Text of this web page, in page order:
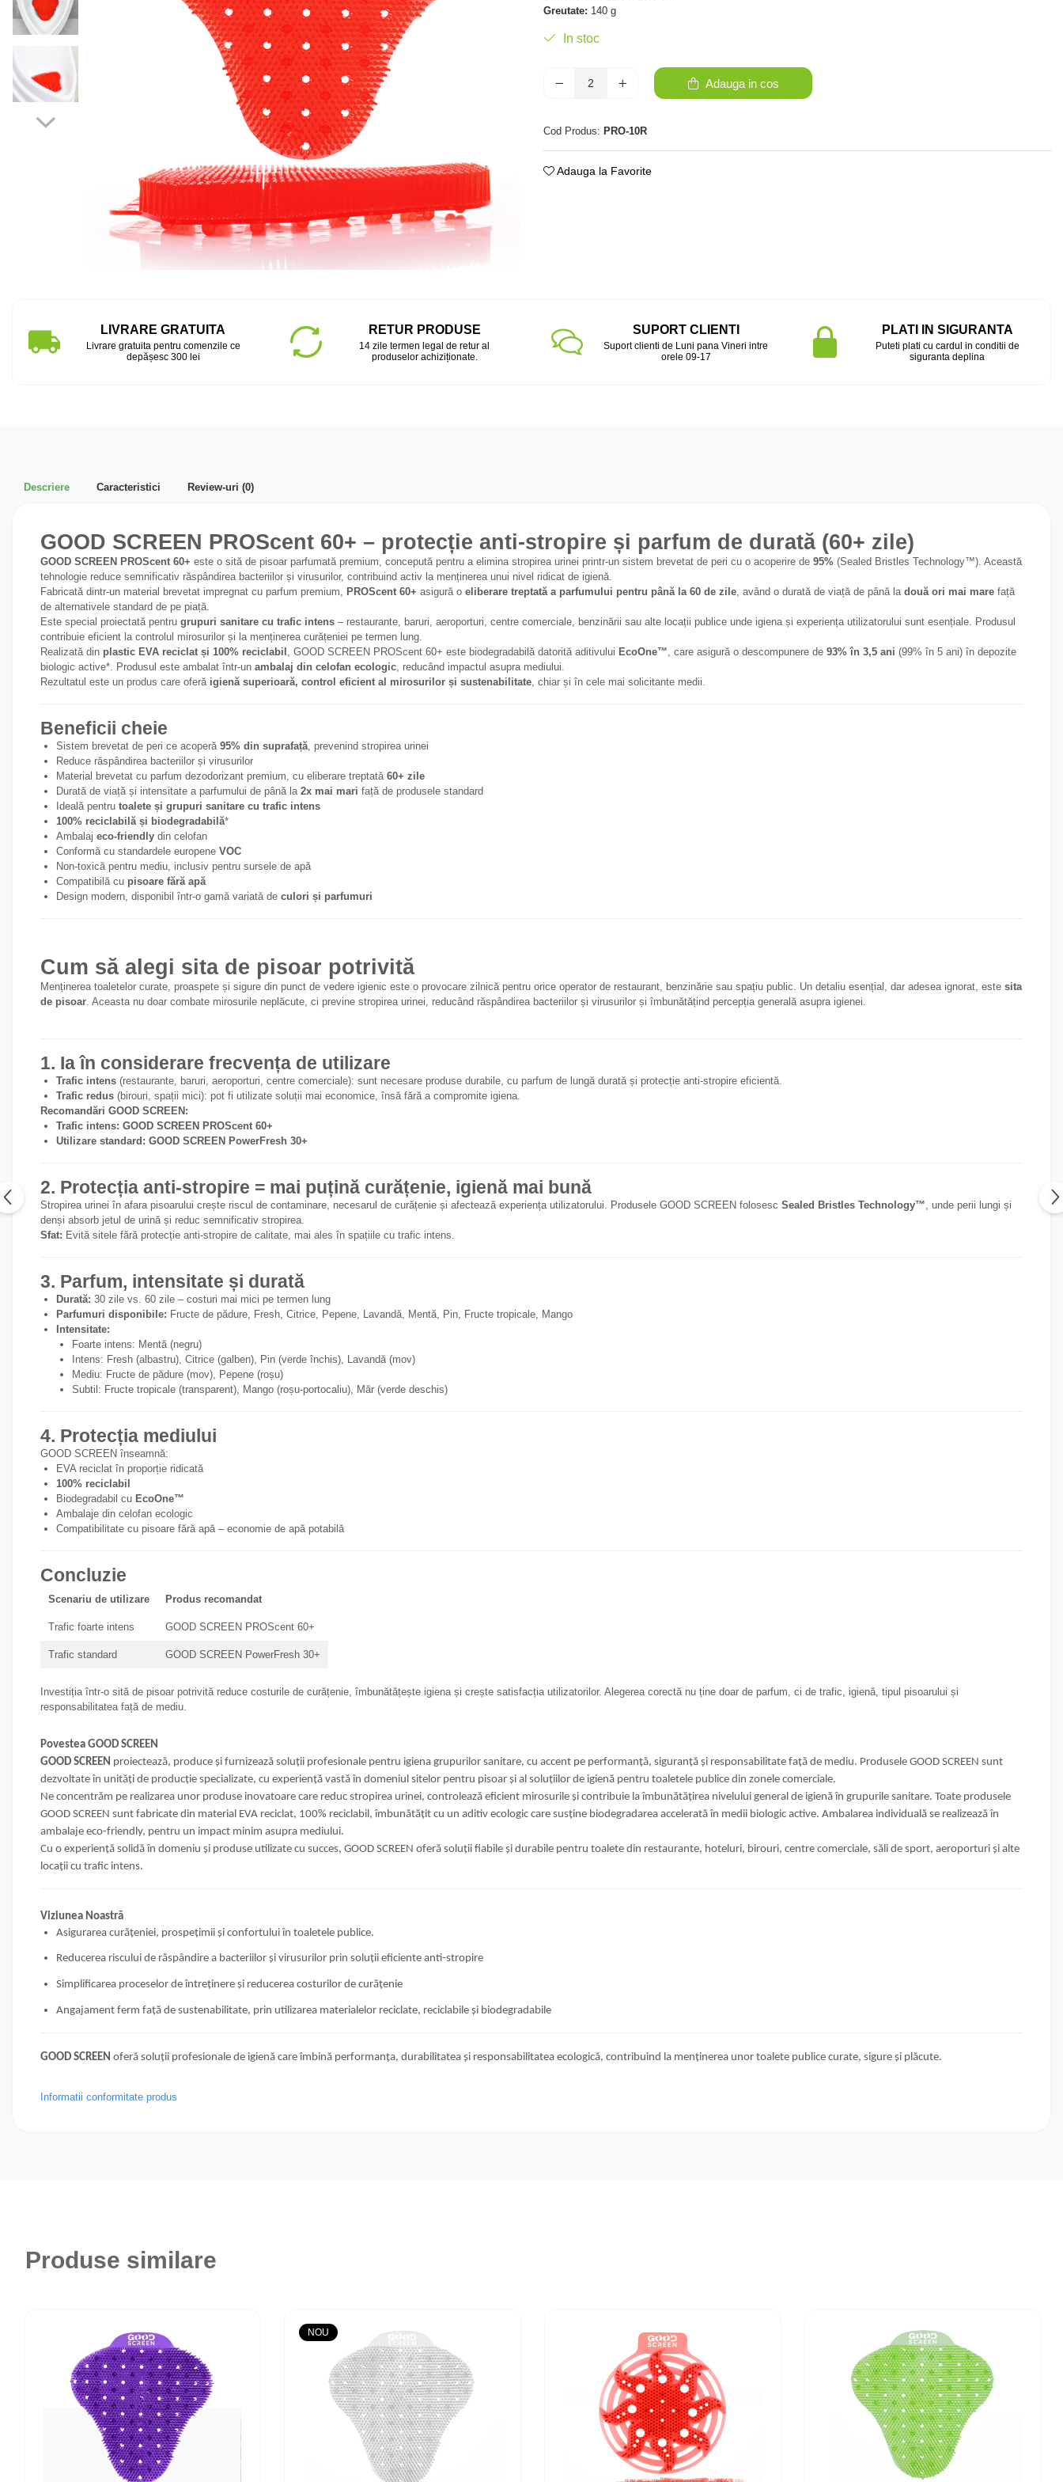
Greutate: 140 g
In stoc
Adauga in cos
Cod Produs: PRO-10R
Adauga la Favorite
LIVRARE GRATUITA
Livrare gratuita pentru comenzile ce
depășesc 300 lei
RETUR PRODUSE
14 zile termen legal de retur al
produselor achiziționate.
SUPORT CLIENTI
Suport clienti de Luni pana Vineri intre
orele 09-17
PLATI IN SIGURANTA
Puteti plati cu cardul in conditii de
siguranta deplina
Descriere Caracteristici Review-uri (0)
GOOD SCREEN PROScent 60+ – protecție anti-stropire și parfum de durată (60+ zile)
GOOD SCREEN PROScent 60+ este o sită de pisoar parfumată premium, concepută pentru a elimina stropirea urinei printr-un sistem brevetat de peri cu o acoperire de 95% (Sealed Bristles Technology™). Această
tehnologie reduce semnificativ răspândirea bacteriilor și virusurilor, contribuind activ la menținerea unui nivel ridicat de igienă.
Fabricată dintr-un material brevetat impregnat cu parfum premium, PROScent 60+ asigură o eliberare treptată a parfumului pentru până la 60 de zile , având o durată de viață de până la două ori mai mare față
de alternativele standard de pe piață.
Este special proiectată pentru grupuri sanitare cu trafic intens – restaurante, baruri, aeroporturi, centre comerciale, benzinării sau alte locații publice unde igiena și experiența utilizatorului sunt esențiale. Produsul
contribuie eficient la controlul mirosurilor și la menținerea curățeniei pe termen lung.
Realizată din plastic EVA reciclat și 100% reciclabil , GOOD SCREEN PROScent 60+ este biodegradabilă datorită aditivului EcoOne™ , care asigură o descompunere de 93% în 3,5 ani (99% în 5 ani) în depozite
biologic active*. Produsul este ambalat într-un ambalaj din celofan ecologic , reducând impactul asupra mediului.
Rezultatul este un produs care oferă igienă superioară, control eficient al mirosurilor și sustenabilitate , chiar și în cele mai solicitante medii.
Beneficii cheie
Sistem brevetat de peri ce acoperă 95% din suprafață , prevenind stropirea urinei
Reduce răspândirea bacteriilor și virusurilor
Material brevetat cu parfum dezodorizant premium, cu eliberare treptată 60+ zile
Durată de viață și intensitate a parfumului de până la 2x mai mari față de produsele standard
Ideală pentru toalete și grupuri sanitare cu trafic intens
100% reciclabilă și biodegradabilă*
Ambalaj eco-friendly din celofan
Conformă cu standardele europene VOC
Non-toxică pentru mediu, inclusiv pentru sursele de apă
Compatibilă cu pisoare fără apă
Design modern, disponibil într-o gamă variată de culori și parfumuri
Cum să alegi sita de pisoar potrivită
Menținerea toaletelor curate, proaspete și sigure din punct de vedere igienic este o provocare zilnică pentru orice operator de restaurant, benzinărie sau spațiu public. Un detaliu esențial, dar adesea ignorat, este sita
de pisoar . Aceasta nu doar combate mirosurile neplăcute, ci previne stropirea urinei, reducând răspândirea bacteriilor și virusurilor și îmbunătățind percepția generală asupra igienei.
1. Ia în considerare frecvența de utilizare
Trafic intens (restaurante, baruri, aeroporturi, centre comerciale): sunt necesare produse durabile, cu parfum de lungă durată și protecție anti-stropire eficientă.
Trafic redus (birouri, spații mici): pot fi utilizate soluții mai economice, însă fără a compromite igiena.
Recomandări GOOD SCREEN:
Trafic intens: GOOD SCREEN PROScent 60+
Utilizare standard: GOOD SCREEN PowerFresh 30+
2. Protecția anti-stropire = mai puțină curățenie, igienă mai bună
Stropirea urinei în afara pisoarului crește riscul de contaminare, necesarul de curățenie și afectează experiența utilizatorului. Produsele GOOD SCREEN folosesc Sealed Bristles Technology™ , unde perii lungi și
denși absorb jetul de urină și reduc semnificativ stropirea.
Sfat: Evită sitele fără protecție anti-stropire de calitate, mai ales în spațiile cu trafic intens.
3. Parfum, intensitate și durată
Durată: 30 zile vs. 60 zile – costuri mai mici pe termen lung
Parfumuri disponibile: Fructe de pădure, Fresh, Citrice, Pepene, Lavandă, Mentă, Pin, Fructe tropicale, Mango
Intensitate:
Foarte intens: Mentă (negru)
Intens: Fresh (albastru), Citrice (galben), Pin (verde închis), Lavandă (mov)
Mediu: Fructe de pădure (mov), Pepene (roșu)
Subtil: Fructe tropicale (transparent), Mango (roșu-portocaliu), Măr (verde deschis)
4. Protecția mediului
GOOD SCREEN înseamnă:
EVA reciclat în proporție ridicată
100% reciclabil
Biodegradabil cu EcoOne™
Ambalaje din celofan ecologic
Compatibilitate cu pisoare fără apă – economie de apă potabilă
Concluzie
Scenariu de utilizare Produs recomandat
Trafic foarte intens GOOD SCREEN PROScent 60+
Trafic standard GOOD SCREEN PowerFresh 30+
Investiția într-o sită de pisoar potrivită reduce costurile de curățenie, îmbunătățește igiena și crește satisfacția utilizatorilor. Alegerea corectă nu ține doar de parfum, ci de trafic, igienă, tipul pisoarului și
responsabilitatea față de mediu.
Povestea GOOD SCREEN
GOOD SCREEN proiectează, produce și furnizează soluții profesionale pentru igiena grupurilor sanitare, cu accent pe performanță, siguranță și responsabilitate față de mediu. Produsele GOOD SCREEN sunt
dezvoltate în unități de producție specializate, cu experiență vastă în domeniul sitelor pentru pisoar și al soluțiilor de igienă pentru toaletele publice din zonele comerciale.
Ne concentrăm pe realizarea unor produse inovatoare care reduc stropirea urinei, controlează eficient mirosurile și contribuie la îmbunătățirea nivelului general de igienă în grupurile sanitare. Toate produsele
GOOD SCREEN sunt fabricate din material EVA reciclat, 100% reciclabil, îmbunătățit cu un aditiv ecologic care susține biodegradarea accelerată în medii biologic active. Ambalarea individuală se realizează în
ambalaje eco-friendly, pentru un impact minim asupra mediului.
Cu o experiență solidă în domeniu și produse utilizate cu succes, GOOD SCREEN oferă soluții fiabile și durabile pentru toalete din restaurante, hoteluri, birouri, centre comerciale, săli de sport, aeroporturi și alte
locații cu trafic intens.
Viziunea Noastră
Asigurarea curățeniei, prospețimii și confortului în toaletele publice.
Reducerea riscului de răspândire a bacteriilor și virusurilor prin soluții eficiente anti-stropire
Simplificarea proceselor de întreținere și reducerea costurilor de curățenie
Angajament ferm față de sustenabilitate, prin utilizarea materialelor reciclate, reciclabile și biodegradabile
GOOD SCREEN oferă soluții profesionale de igienă care îmbină performanța, durabilitatea și responsabilitatea ecologică, contribuind la menținerea unor toalete publice curate, sigure și plăcute.
Informatii conformitate produs
Produse similare
NOU